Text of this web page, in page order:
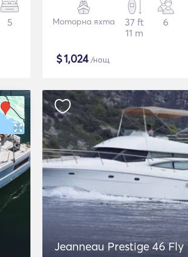
5 Моторна яхта
37 ft
11 m
6
$1,024/нощ
Jeanneau Prestige 46 Fly